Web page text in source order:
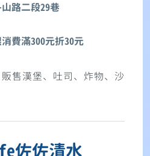
路二段29巷
費滿300元折30元
售漢堡、吐司、炸物、沙
佐佐清水